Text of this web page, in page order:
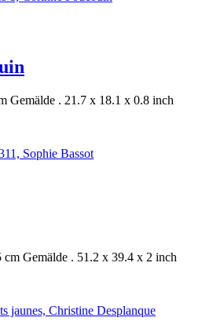
Gemälde . 21.7 x 18.1 x 0.8 inch
cm Gemälde . 51.2 x 39.4 x 2 inch